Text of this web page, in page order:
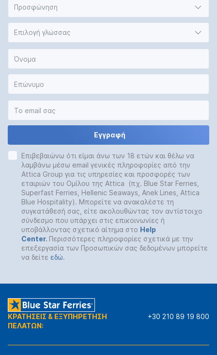
Προσφώνηση
Επιλογή γλώσσας
Εγγραφή
Επιβεβαιώνω ότι είμαι άνω των 18 ετών και θέλω να
λαμβάνω μέσω email γενικές πληροφορίες από την
Attica Group για τις υπηρεσίες και προσφορές των
εταιριών του Ομίλου της Attica (πχ. Blue Star Ferries,
Superfast Ferries, Hellenic Seaways, Anek Lines, Attica
Blue Hospitality). Μπορείτε να ανακαλέστε τη
συγκατάθεσή σας, είτε ακολουθώντας τον αντίστοιχο
σύνδεσμο που υπάρχει στις επικοινωνίες ή
υποβάλλοντας σχετικό αίτημα στο Help
Center. Περισσότερες πληροφορίες σχετικά με την
επεξεργασία των Προσωπικών σας δεδομένων μπορείτε
να δείτε εδώ.
ΚΡΑΤΗΣΕΙΣ & ΕΞΥΠΗΡΕΤΗΣΗ
ΠΕΛΑΤΩΝ:
+30 210 89 19 800